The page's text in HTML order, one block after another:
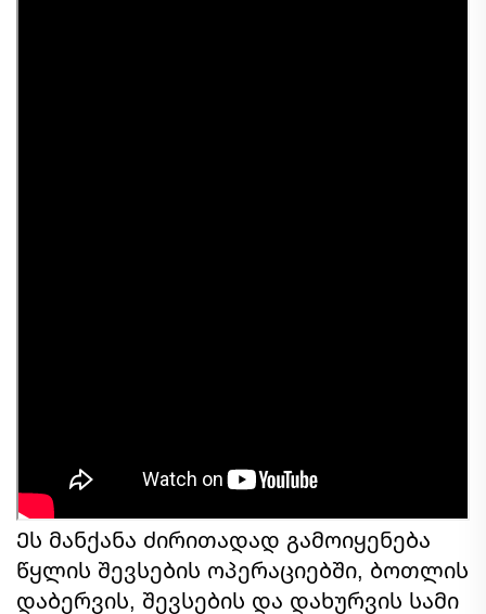
Ეს მანქანა ძირითადად გამოიყენება
წყლის შევსების ოპერაციებში, ბოთლის
დაბერვის, შევსების და დახურვის სამი